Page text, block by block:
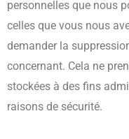
personnelles que nous
celles que vous nous
demander la
concernant. Cela ne
stockées à des fins
raisons de sécurité.